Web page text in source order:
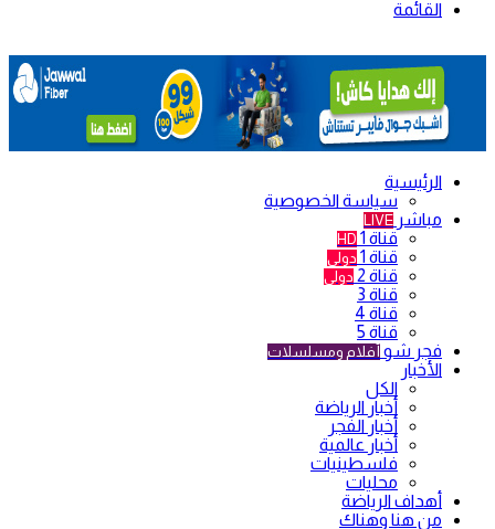
القائمة
الرئيسية
سياسة الخصوصية
مباشر LIVE
قناة 1 HD
قناة 1 دولي
قناة 2 دولي
قناة 3
قناة 4
قناة 5
فجر شو أفلام ومسلسلات
الأخبار
الكل
أخبار الرياضة
أخبار الفجر
أخبار عالمية
فلسطينيات
محليات
أهداف الرياضة
من هنا وهناك